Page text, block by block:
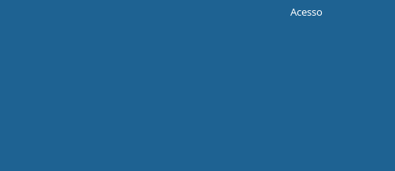
Acesso